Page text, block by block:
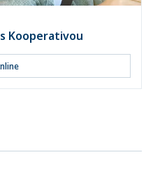
Kooperativou